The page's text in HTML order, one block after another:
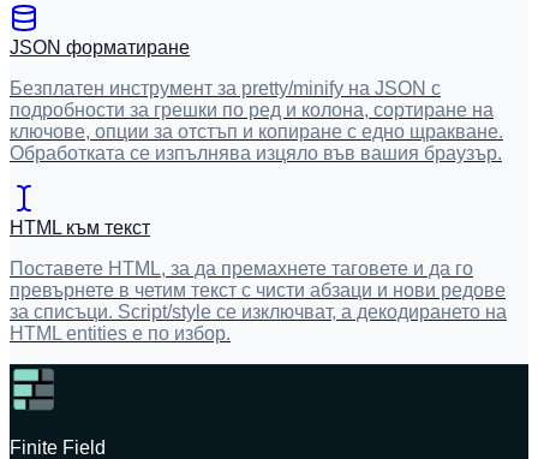
JSON форматиране
Безплатен инструмент за pretty/minify на JSON с
подробности за грешки по ред и колона, сортиране на
ключове, опции за отстъп и копиране с едно щракване.
Обработката се изпълнява изцяло във вашия браузър.
HTML към текст
Поставете HTML, за да премахнете таговете и да го
превърнете в четим текст с чисти абзаци и нови редове
за списъци. Script/style се изключват, а декодирането на
HTML entities е по избор.
Finite Field